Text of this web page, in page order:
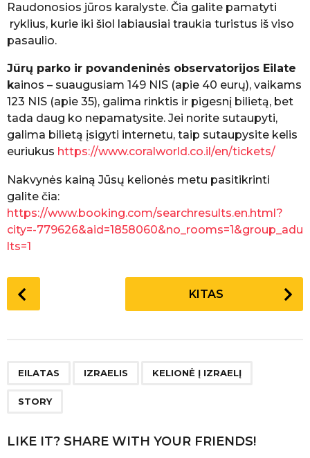
Raudonosios jūros karalyste. Čia galite pamatyti
ryklius, kurie iki šiol labiausiai traukia turistus iš viso
pasaulio.
Jūrų parko ir povandeninės observatorijos Eilate
kainos – suaugusiam 149 NIS (apie 40 eurų), vaikams
123 NIS (apie 35), galima rinktis ir pigesnį bilietą, bet
tada daug ko nepamatysite. Jei norite sutaupyti,
galima bilietą įsigyti internetu, taip sutaupysite kelis
euriukus https://www.coralworld.co.il/en/tickets/
Nakvynės kainą Jūsų kelionės metu pasitikrinti
galite čia:
https://www.booking.com/searchresults.en.html?
city=-779626&aid=1858060&no_rooms=1&group_adu
lts=1
o
a
KITAS
EILATAS IZRAELIS KELIONĖ Į IZRAELĮ
STORY
LIKE IT? SHARE WITH YOUR FRIENDS!